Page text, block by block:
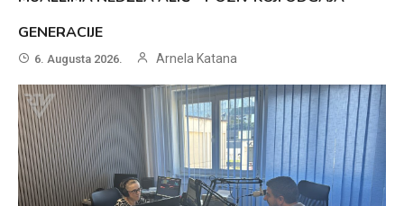
GENERACIJE
6. Augusta 2026. Arnela Katana